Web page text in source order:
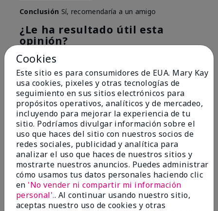
Conclusión Sí, recomendaría a un amigo
¿Le ha resultado útil esta
opinión?
6
Marcar esta opinión
5
Great Night time emollient
EnviadoHace 2 meses
porSonia G
deChicago'Il
Evaluado en
marykay.com/en-us/
Cookies
Este sitio es para consumidores de EUA. Mary Kay
usa cookies, pixeles y otras tecnologías de
seguimiento en sus sitios electrónicos para
propósitos operativos, analíticos y de mercadeo,
incluyendo para mejorar la experiencia de tu
sitio. Podríamos divulgar información sobre el
uso que haces del sitio con nuestros socios de
redes sociales, publicidad y analítica para
analizar el uso que haces de nuestros sitios y
mostrarte nuestros anuncios. Puedes administrar
cómo usamos tus datos personales haciendo clic
en 'No vender ni compartir mi información
personal'.. Al continuar usando nuestro sitio,
aceptas nuestro uso de cookies y otras